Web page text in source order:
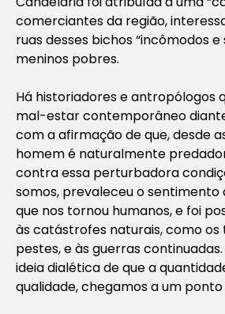
comerciantes da região,
ruas desses bichos “incômodos e
meninos pobres.
Há historiadores e antropólogos
mal-estar contemporâneo
com a afirmação de que, desde
homem é naturalmente
contra essa perturbadora
somos, prevaleceu o sentimento
que nos tornou humanos, e foi
às catástrofes naturais, como
pestes, e às guerras
ideia dialética de que a
qualidade, chegamos a um